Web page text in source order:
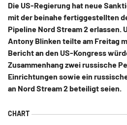
Die US-Regierung hat neue
mit der beinahe fertiggestellten
Pipeline Nord Stream 2 erlassen.
Antony Blinken teilte am Freitag
Bericht an den US-Kongress
Zusammenhang zwei russische
Einrichtungen sowie ein
an Nord Stream 2 beteiligt seien.